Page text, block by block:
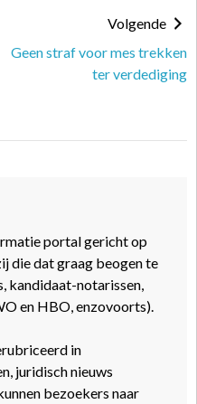
Volgende
Geen straf voor mes trekken
ter verdediging
portal gericht op
die dat graag beogen te
kandidaat-notarissen,
en HBO, enzovoorts).
in
juridisch nieuws
bezoekers naar